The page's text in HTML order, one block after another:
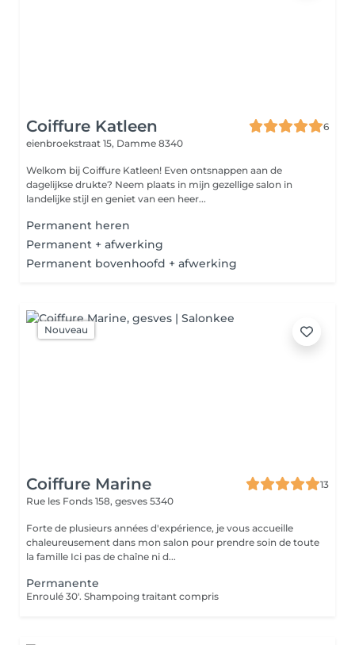
Coiffure Katleen
6
eienbroekstraat 15, Damme 8340
Welkom bij Coiffure Katleen! Even ontsnappen aan de
dagelijkse drukte? Neem plaats in mijn gezellige salon in
landelijke stijl en geniet van een heer...
Permanent heren
Permanent + afwerking
Permanent bovenhoofd + afwerking
Nouveau
Coiffure Marine
13
Rue les Fonds 158, gesves 5340
Forte de plusieurs années d'expérience, je vous accueille
chaleureusement dans mon salon pour prendre soin de toute
la famille Ici pas de chaîne ni d...
Permanente
Enroulé 30'. Shampoing traitant compris